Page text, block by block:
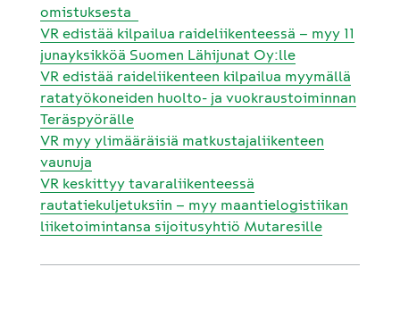
omistuksesta
VR edistää kilpailua raideliikenteessä – myy 11
junayksikköä Suomen Lähijunat Oy:lle
VR edistää raideliikenteen kilpailua myymällä
ratatyökoneiden huolto- ja vuokraustoiminnan
Teräspyörälle
VR myy ylimääräisiä matkustajaliikenteen
vaunuja
VR keskittyy tavaraliikenteessä
rautatiekuljetuksiin – myy maantielogistiikan
liiketoimintansa sijoitusyhtiö Mutaresille